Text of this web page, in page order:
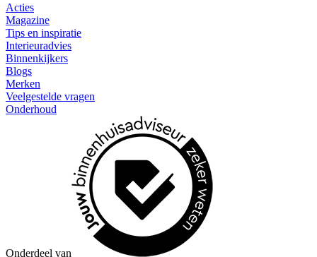
Acties
Magazine
Tips en inspiratie
Interieuradvies
Binnenkijkers
Blogs
Merken
Veelgestelde vragen
Onderhoud
Onderdeel van